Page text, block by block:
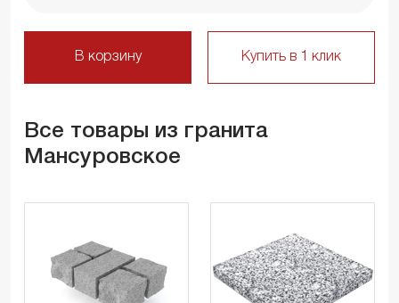
В корзину Купить в 1 клик
Все товары из гранита
Мансуровское